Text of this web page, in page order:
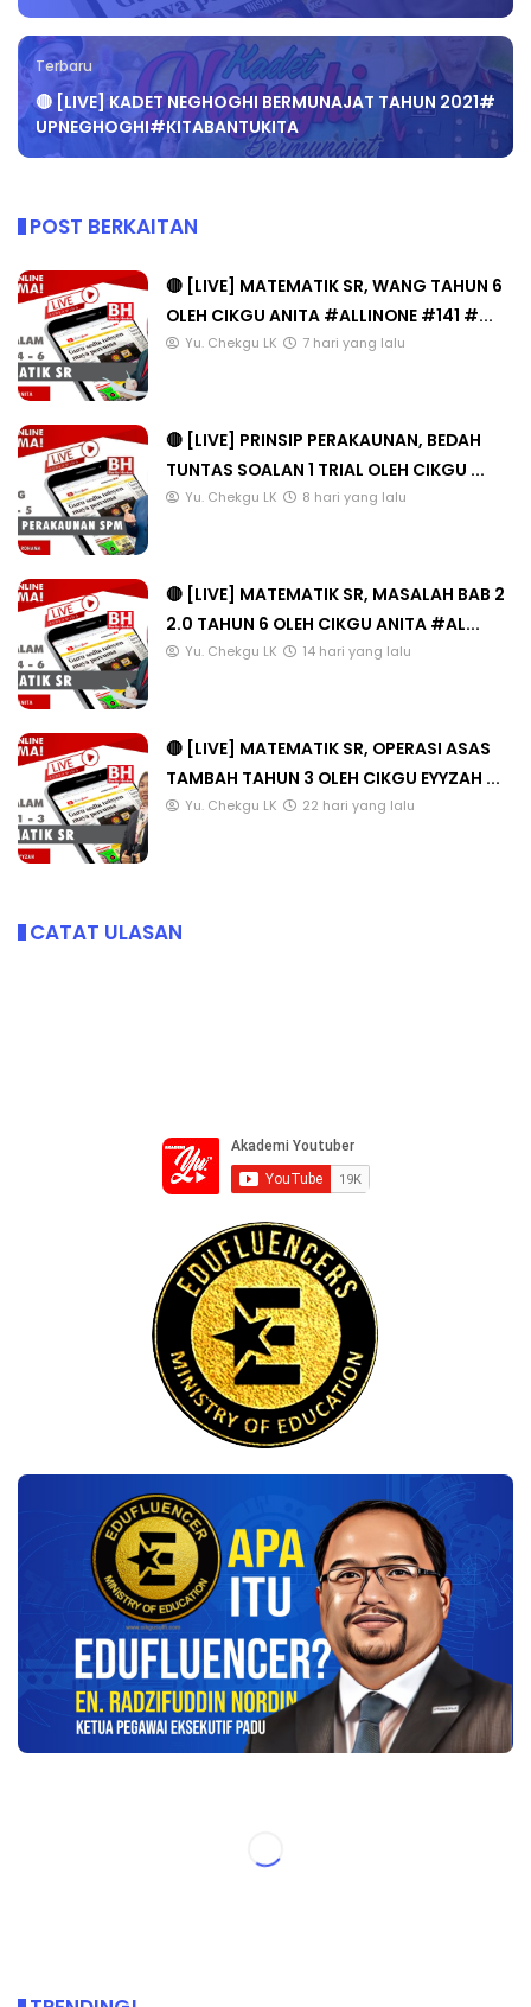
Terbaru
🔴 [LIVE] KADET NEGHOGHI BERMUNAJAT TAHUN 2021#
UPNEGHOGHI#KITABANTUKITA
POST BERKAITAN
🔴 [LIVE] MATEMATIK SR, WANG TAHUN 6
OLEH CIKGU ANITA #ALLINONE #141 #...
Yu. Chekgu LK 7 hari yang lalu
🔴 [LIVE] PRINSIP PERAKAUNAN, BEDAH
TUNTAS SOALAN 1 TRIAL OLEH CIKGU ...
Yu. Chekgu LK 8 hari yang lalu
🔴 [LIVE] MATEMATIK SR, MASALAH BAB 2
2.0 TAHUN 6 OLEH CIKGU ANITA #AL...
Yu. Chekgu LK 14 hari yang lalu
🔴 [LIVE] MATEMATIK SR, OPERASI ASAS
TAMBAH TAHUN 3 OLEH CIKGU EYYZAH ...
Yu. Chekgu LK 22 hari yang lalu
CATAT ULASAN